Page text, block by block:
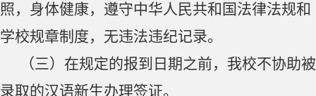
照，身体健康，遵守中华人民共和国法律法规和
学校规章制度，无违法违纪记录。
（三）在规定的报到日期之前，我校不协助被
录取的汉语新生办理签证。